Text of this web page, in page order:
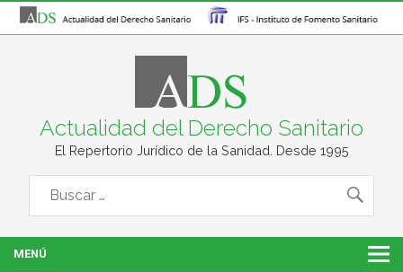
Actualidad del Derecho Sanitario
El Repertorio Jurídico de la Sanidad. Desde 1995
MENÚ